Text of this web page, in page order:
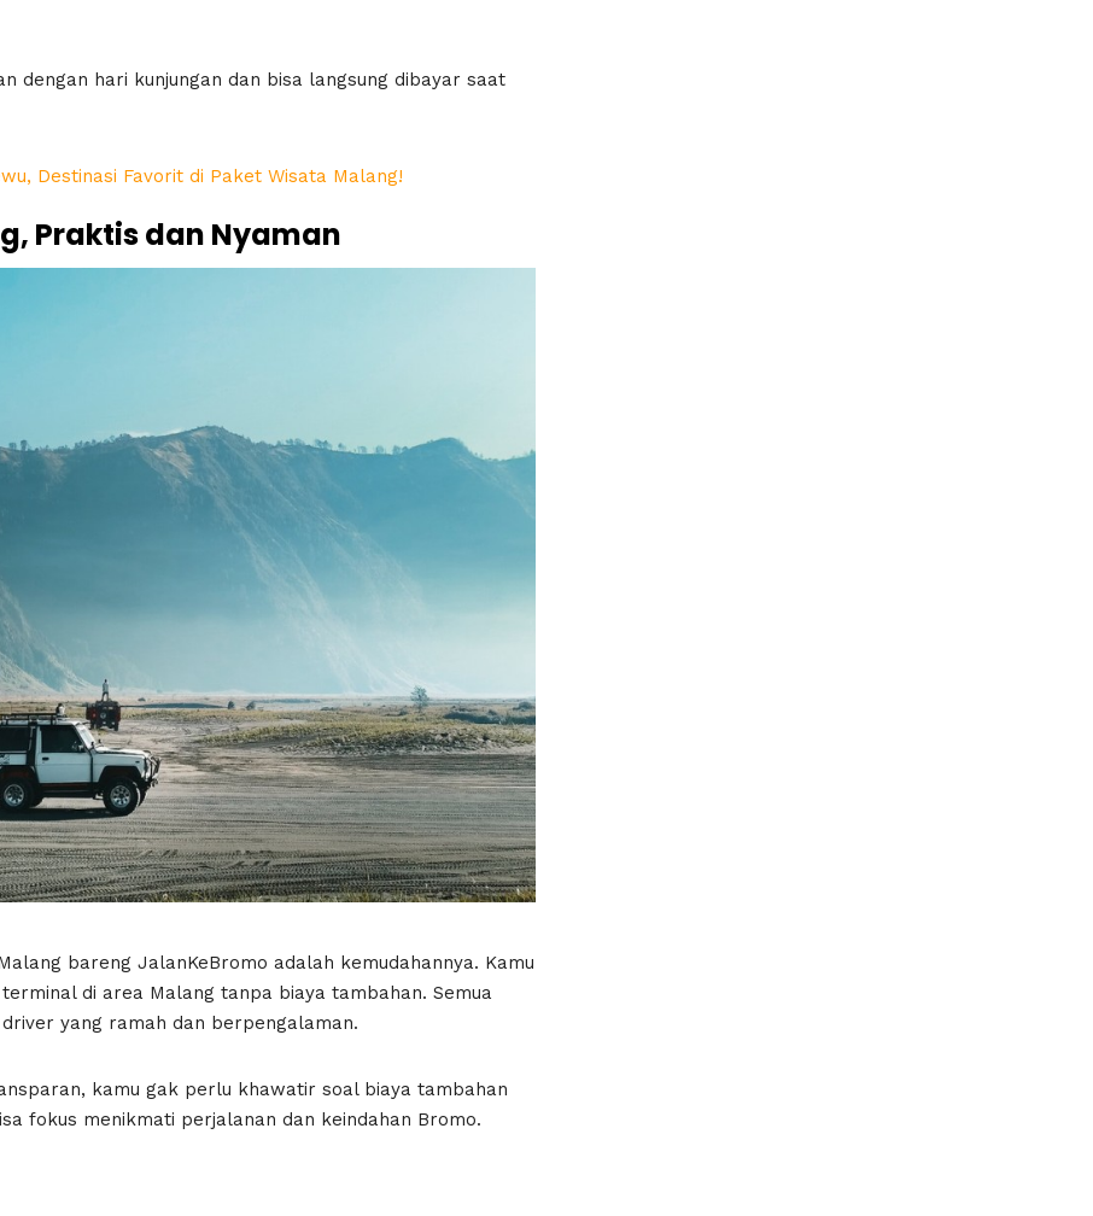
dengan hari kunjungan dan bisa langsung dibayar saat
Destinasi Favorit di Paket Wisata Malang!
Praktis dan Nyaman
bareng JalanKeBromo adalah kemudahannya. Kamu
di area Malang tanpa biaya tambahan. Semua
yang ramah dan berpengalaman.
kamu gak perlu khawatir soal biaya tambahan
fokus menikmati perjalanan dan keindahan Bromo.